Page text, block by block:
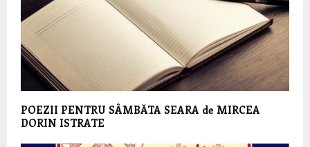
POEZII PENTRU SÂMBĂTA SEARA de MIRCEA
DORIN ISTRATE